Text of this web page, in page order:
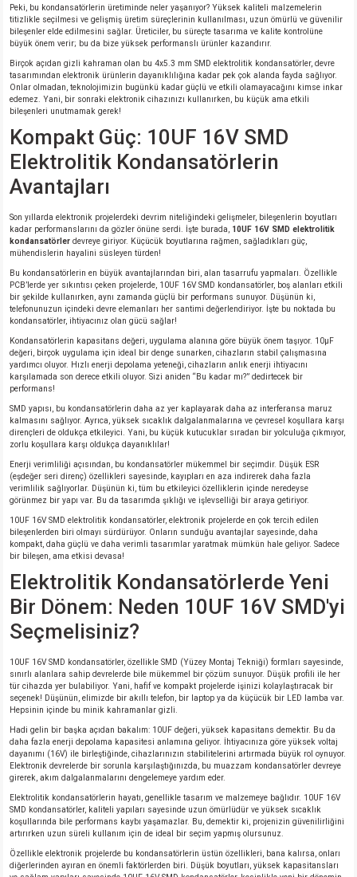
MARKA)
Peki, bu kondansatörlerin üretiminde neler yaşanıyor? Yüksek kaliteli malzemelerin
titizlikle seçilmesi ve gelişmiş üretim süreçlerinin kullanılması, uzun ömürlü ve güvenilir
bileşenler elde edilmesini sağlar. Üreticiler, bu süreçte tasarıma ve kalite kontrolüne
büyük önem verir; bu da bize yüksek performanslı ürünler kazandırır.
Birçok açıdan gizli kahraman olan bu 4x5.3 mm SMD elektrolitik kondansatörler, devre
tasarımından elektronik ürünlerin dayanıklılığına kadar pek çok alanda fayda sağlıyor.
Onlar olmadan, teknolojimizin bugünkü kadar güçlü ve etkili olamayacağını kimse inkar
edemez. Yani, bir sonraki elektronik cihazınızı kullanırken, bu küçük ama etkili
bileşenleri unutmamak gerek!
Kompakt Güç: 10UF 16V SMD
Elektrolitik Kondansatörlerin
Avantajları
Son yıllarda elektronik projelerdeki devrim niteliğindeki gelişmeler, bileşenlerin boyutları
kadar performanslarını da gözler önüne serdi. İşte burada, 10UF 16V SMD elektrolitik
kondansatörler devreye giriyor. Küçücük boyutlarına rağmen, sağladıkları güç,
mühendislerin hayalini süsleyen türden!
Bu kondansatörlerin en büyük avantajlarından biri, alan tasarrufu yapmaları. Özellikle
PCB’lerde yer sıkıntısı çeken projelerde, 10UF 16V SMD kondansatörler, boş alanları etkili
bir şekilde kullanırken, aynı zamanda güçlü bir performans sunuyor. Düşünün ki,
telefonunuzun içindeki devre elemanları her santimi değerlendiriyor. İşte bu noktada bu
kondansatörler, ihtiyacınız olan gücü sağlar!
Kondansatörlerin kapasitans değeri, uygulama alanına göre büyük önem taşıyor. 10μF
değeri, birçok uygulama için ideal bir denge sunarken, cihazların stabil çalışmasına
yardımcı oluyor. Hızlı enerji depolama yeteneği, cihazların anlık enerji ihtiyacını
karşılamada son derece etkili oluyor. Sizi aniden “Bu kadar mı?” dedirtecek bir
performans!
SMD yapısı, bu kondansatörlerin daha az yer kaplayarak daha az interferansa maruz
kalmasını sağlıyor. Ayrıca, yüksek sıcaklık dalgalanmalarına ve çevresel koşullara karşı
dirençleri de oldukça etkileyici. Yani, bu küçük kutucuklar sıradan bir yolculuğa çıkmıyor,
zorlu koşullara karşı oldukça dayanıklılar!
Enerji verimliliği açısından, bu kondansatörler mükemmel bir seçimdir. Düşük ESR
(eşdeğer seri direnç) özellikleri sayesinde, kayıpları en aza indirerek daha fazla
verimlilik sağlıyorlar. Düşünün ki, tüm bu etkileyici özelliklerin içinde neredeyse
görünmez bir yapı var. Bu da tasarımda şıklığı ve işlevselliği bir araya getiriyor.
10UF 16V SMD elektrolitik kondansatörler, elektronik projelerde en çok tercih edilen
bileşenlerden biri olmayı sürdürüyor. Onların sunduğu avantajlar sayesinde, daha
kompakt, daha güçlü ve daha verimli tasarımlar yaratmak mümkün hale geliyor. Sadece
bir bileşen, ama etkisi devasa!
Elektrolitik Kondansatörlerde Yeni
Bir Dönem: Neden 10UF 16V SMD'yi
Seçmelisiniz?
10UF 16V SMD kondansatörler, özellikle SMD (Yüzey Montaj Tekniği) formları sayesinde,
sınırlı alanlara sahip devrelerde bile mükemmel bir çözüm sunuyor. Düşük profili ile her
tür cihazda yer bulabiliyor. Yani, hafif ve kompakt projelerde işinizi kolaylaştıracak bir
seçenek! Düşünün, elimizde bir akıllı telefon, bir laptop ya da küçücük bir LED lamba var.
Hepsinin içinde bu minik kahramanlar gizli.
Hadi gelin bir başka açıdan bakalım: 10UF değeri, yüksek kapasitans demektir. Bu da
daha fazla enerji depolama kapasitesi anlamına geliyor. İhtiyacınıza göre yüksek voltaj
dayanımı (16V) ile birleştiğinde, cihazlarınızın stabilitelerini artırmada büyük rol oynuyor.
Elektronik devrelerde bir sorunla karşılaştığınızda, bu muazzam kondansatörler devreye
girerek, akım dalgalanmalarını dengelemeye yardım eder.
Elektrolitik kondansatörlerin hayatı, genellikle tasarım ve malzemeye bağlıdır. 10UF 16V
SMD kondansatörler, kaliteli yapıları sayesinde uzun ömürlüdür ve yüksek sıcaklık
koşullarında bile performans kaybı yaşamazlar. Bu, demektir ki, projenizin güvenilirliğini
artırırken uzun süreli kullanım için de ideal bir seçim yapmış olursunuz.
Özellikle elektronik projelerde bu kondansatörlerin üstün özellikleri, bana kalırsa, onları
diğerlerinden ayıran en önemli faktörlerden biri. Düşük boyutları, yüksek kapasitansları